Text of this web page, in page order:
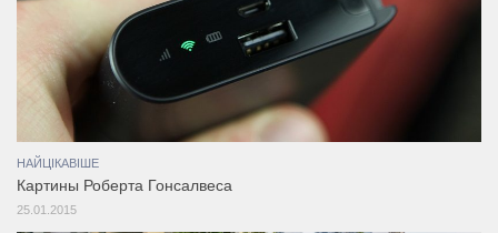
НАЙЦІКАВІШЕ
Картины Роберта Гонсалвеса
25.01.2015